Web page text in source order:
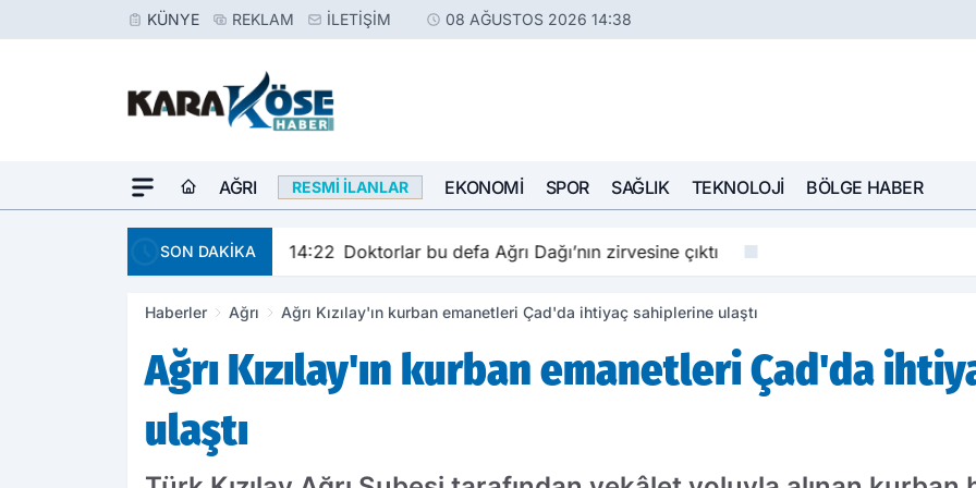
KÜNYE REKLAM İLETIŞIM 08 AĞUSTOS 2026 14:38
AĞRI RESMI İLANLAR EKONOMI SPOR SAĞLIK TEKNOLOJI BÖLGE HABER
SON DAKİKA 14:22 Doktorlar bu defa Ağrı Dağı’nın zirvesine çıktı
Haberler Ağrı Ağrı Kızılay'ın kurban emanetleri Çad'da ihtiyaç sahiplerine ulaştı
Ağrı Kızılay'ın kurban emanetleri Çad'da
ulaştı